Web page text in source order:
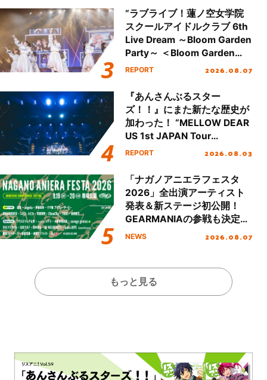
“ラブライブ！蓮ノ空女学院
スクールアイドルクラブ 6th
Live Dream ～Bloom Garden
Party～ ＜Bloom Garden
Party Stage／埼玉公演＞”
REPORT 2026.08.07
『あんさんぶるスター
ズ！！』にまた新たな歴史が
加わった！ “MELLOW DEAR
US 1st JAPAN Tour
Final「NICE to meet YOU
ート!!
REPORT 2026.08.03
「ナガノアニエラフェスタ
2026」全出演アーティスト
発表＆新ステージ初公開！
GEARMANIAの参戦も決定
し、初となる第3ステージの
NEWS 2026.08.07
もっと見る